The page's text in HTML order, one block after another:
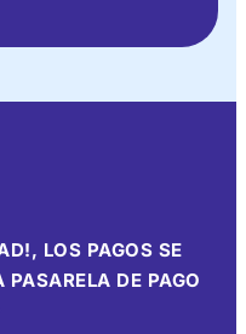
LOS PAGOS SE
DE PAGO